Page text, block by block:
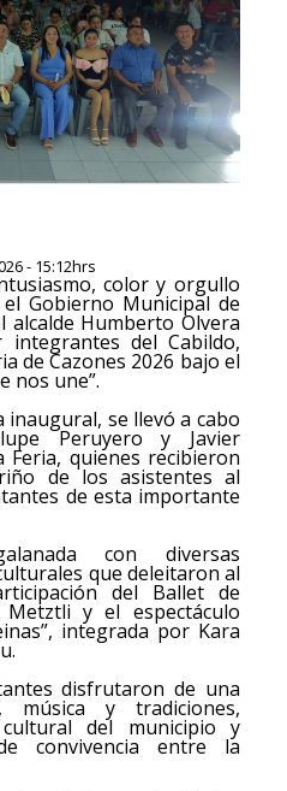
- 15:12hrs
color y orgullo
Gobierno Municipal de
alcalde Humberto Olvera
del Cabildo,
de Cazones 2026 bajo el
nos une”.
se llevó a cabo
Peruyero y Javier
Feria, quienes recibieron
de los asistentes al
de esta importante
con diversas
que deleitaron al
del Ballet de
y el espectáculo
integrada por Kara
disfrutaron de una
y tradiciones,
del municipio y
convivencia entre la